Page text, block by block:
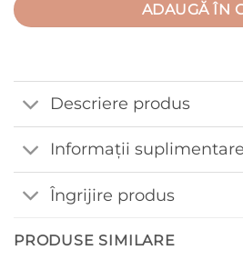
ADAUGĂ ÎN
Descriere produs
Informații suplimentare
Îngrijire produs
PRODUSE SIMILARE